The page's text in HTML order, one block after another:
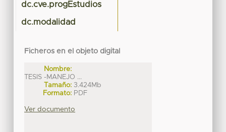
dc.cve.progEstudios
dc.modalidad
Ficheros en el objeto digital
Nombre:
TESIS -MANEJO ...
Tamaño: 3.424Mb
Formato: PDF
Ver documento